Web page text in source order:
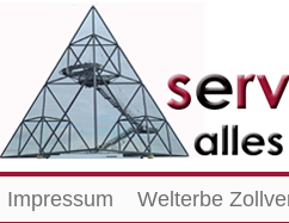
Impressum Welterbe